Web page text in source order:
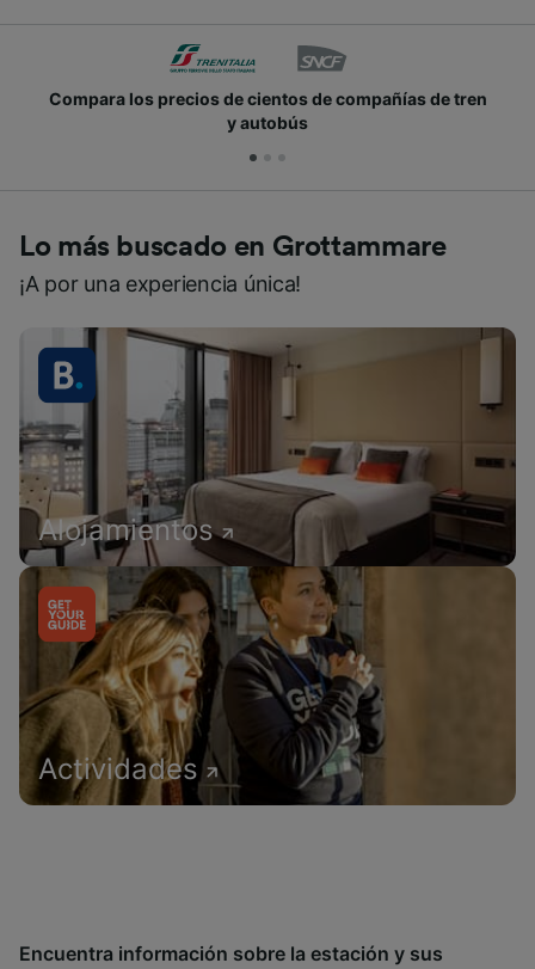
de tren
Únete a los millones de personas
Lo más buscado en Grottammare
¡A por una experiencia única!
Alojamientos
Actividades
Encuentra información sobre la estación y sus